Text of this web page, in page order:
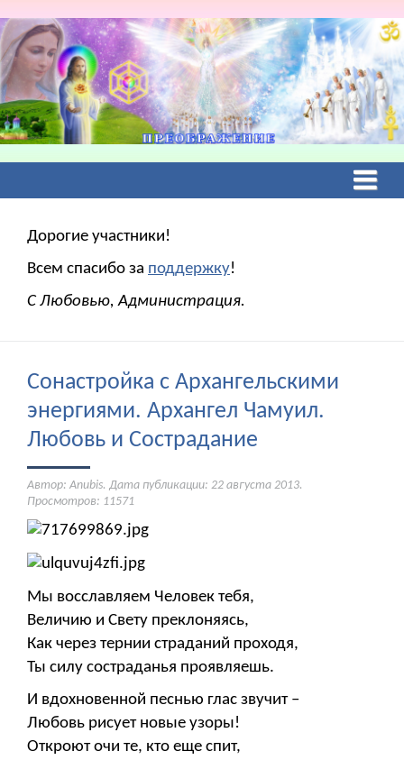
Дорогие участники!
Всем спасибо за поддержку!
С Любовью, Администрация.
Сонастройка с Архангельскими
энергиями. Архангел Чамуил.
Любовь и Сострадание
Автор: Anubis. Дата публикации: 22 августа 2013.
Просмотров: 11571
Мы восславляем Человек тебя,
Величию и Свету преклоняясь,
Как через тернии страданий проходя,
Ты силу состраданья проявляешь.
И вдохновенной песнью глас звучит –
Любовь рисует новые узоры!
Откроют очи те, кто еще спит,